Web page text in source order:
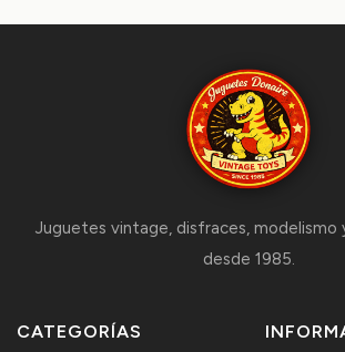
Juguetes vintage, disfraces, modelismo
desde 1985.
CATEGORÍAS